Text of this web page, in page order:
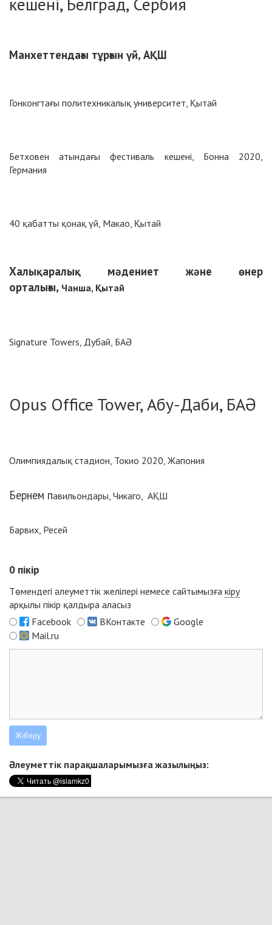
Манхеттендағы тұрғын үй, АҚШ
Гонконгтағы политехникалық университет, Қытай
Бетховен атындағы фестиваль кешені, Бонна 2020,
Германия
40 қабатты қонақ үй, Макао, Қытай
Халықаралық мәдениет және өнер
орталығы, Чанша, Қытай
Signature Towers, Дубай, БАӘ
Opus Office Tower, Абу-Даби, БАӘ
Олимпиядалық стадион, Токио 2020, Жапония
Бернем павильондары, Чикаго, АҚШ
Барвих, Ресей
0 пікір
Төмендегі әлеуметтік желілері немесе сайтымызға кіру
арқылы пікір қалдыра аласыз
Facebook
ВКонтакте
Google
Mail.ru
Әлеуметтік парақшаларымызға жазылыңыз: